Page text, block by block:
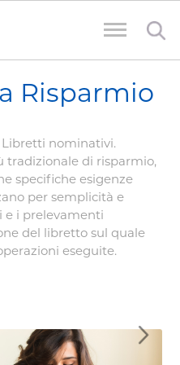
Risparmio
Libretti nominativi.
tradizionale di risparmio,
specifiche esigenze
per semplicità e
e i prelevamenti
del libretto sul quale
eseguite.